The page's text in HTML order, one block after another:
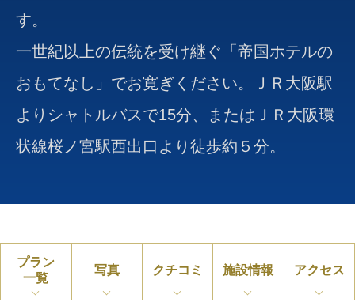
す。
一世紀以上の伝統を受け継ぐ「帝国ホテルの
おもてなし」でお寛ぎください。ＪＲ大阪駅
よりシャトルバスで15分、またはＪＲ大阪環
状線桜ノ宮駅西出口より徒歩約５分。
プラン
一覧
写真 クチコミ 施設情報 アクセス